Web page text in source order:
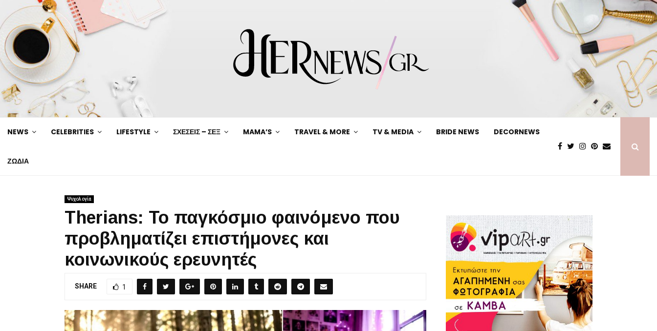
NEWS CELEBRITIES LIFESTYLE ΣΧΕΣΕΙΣ – ΣΕΞ MAMA’S TRAVEL & MORE TV & MEDIA BRIDE NEWS DECORNEWS
ΖΩΔΙΑ
Ψυχολογία
Therians: Το παγκόσμιο φαινόμενο που
προβληματίζει επιστήμονες και
κοινωνικούς ερευνητές
SHARE 1